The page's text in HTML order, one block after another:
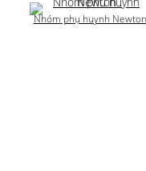
Nhóm phụ huynh Newton